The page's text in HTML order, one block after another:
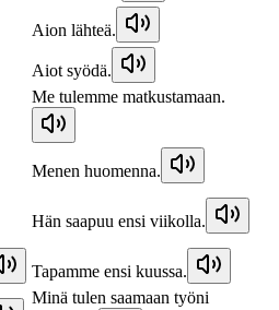
Aion lähteä.
Aiot syödä.
Me tulemme matkustamaan.
Menen huomenna.
Hän saapuu ensi viikolla.
Tapamme ensi kuussa.
Minä tulen saamaan työni